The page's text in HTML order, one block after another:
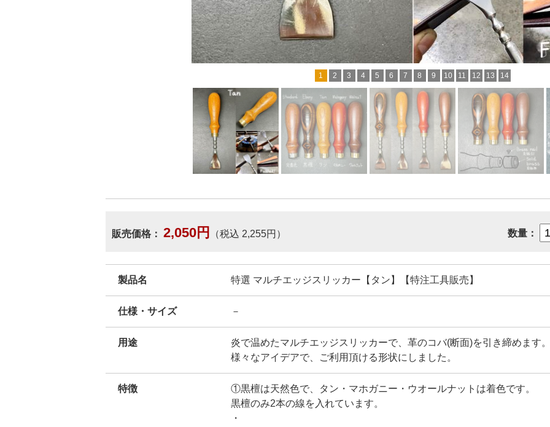
1 2 3 4 5 6 7 8 9 10 11 12 13 14
販売価格： 2,050円 （税込 2,255円） 数量：
製品名 特選 マルチエッジスリッカー【タン】【特注工具販売】
仕様・サイズ －
用途
炎で温めたマルチエッジスリッカーで、革のコバ(断面)を引き締めます
様々なアイデアで、ご利用頂ける形状にしました。
特徴
①黒檀は天然色で、タン・マホガニー・ウオールナットは着色です。
黒檀のみ2本の線を入れています。
・